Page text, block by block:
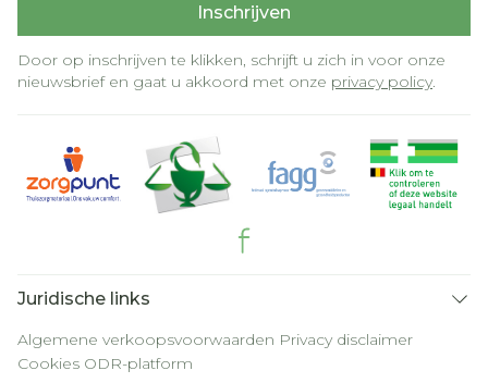
Inschrijven
Door op inschrijven te klikken, schrijft u zich in voor onze
nieuwsbrief en gaat u akkoord met onze privacy policy.
Juridische links
Algemene verkoopsvoorwaarden Privacy disclaimer
Cookies ODR-platform